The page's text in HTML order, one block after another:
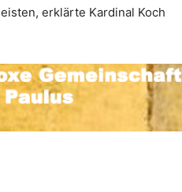
erklärte Kardinal Koch